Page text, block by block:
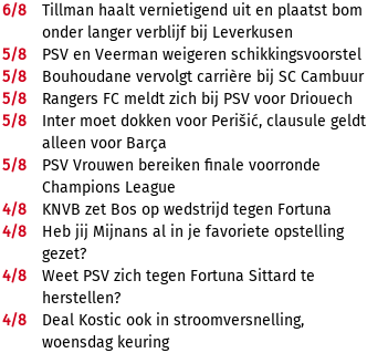
6/8
Tillman haalt vernietigend uit en plaatst bom
onder langer verblijf bij Leverkusen
5/8
PSV en Veerman weigeren schikkingsvoorstel
5/8
Bouhoudane vervolgt carrière bij SC Cambuur
5/8
Rangers FC meldt zich bij PSV voor Driouech
5/8
Inter moet dokken voor Perišić, clausule geldt
alleen voor Barça
5/8
PSV Vrouwen bereiken finale voorronde
Champions League
4/8
KNVB zet Bos op wedstrijd tegen Fortuna
4/8
Heb jij Mijnans al in je favoriete opstelling
gezet?
4/8
Weet PSV zich tegen Fortuna Sittard te
herstellen?
4/8
Deal Kostic ook in stroomversnelling,
woensdag keuring